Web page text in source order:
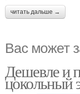
читать дальше →
Вас может
Дешевле и
цокольный